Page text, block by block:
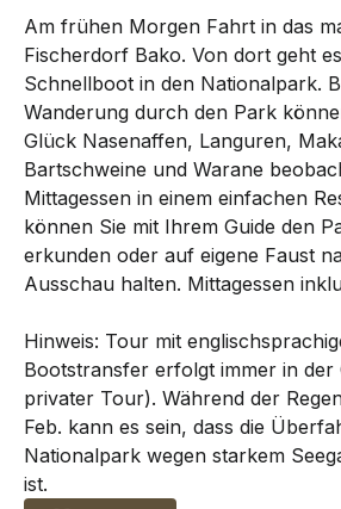
Am frühen Morgen Fahrt in das
Fischerdorf Bako. Von dort geht
Schnellboot in den Nationalpark.
Wanderung durch den Park
Glück Nasenaffen, Languren,
Bartschweine und Warane
Mittagessen in einem einfachen
können Sie mit Ihrem Guide den
erkunden oder auf eigene Faust
Ausschau halten. Mittagessen
Hinweis: Tour mit
Bootstransfer erfolgt immer in
privater Tour). Während der
Feb. kann es sein, dass die
Nationalpark wegen starkem
ist.